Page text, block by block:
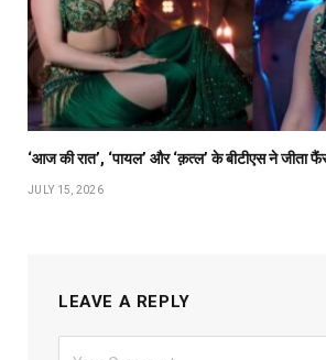
‘आज की रात’, ‘पायल’ और ‘क़त्ल’ के बीटीएस ने जीता
JULY 15, 2026
LEAVE A REPLY